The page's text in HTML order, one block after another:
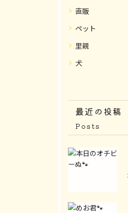
直販
ペット
里親
犬
最近の投稿
Posts